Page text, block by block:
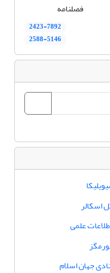
فصلنامه
2423-7892
2588-5146